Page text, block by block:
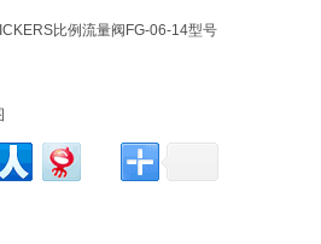
比例流量阀FG-06-14型号